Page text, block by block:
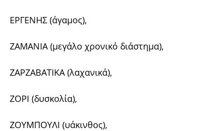
ΕΡΓΕΝΗΣ (άγαμος),
ΖΑΜΑΝΙΑ (μεγάλο χρονικό διάστημα),
ΖΑΡΖΑΒΑΤΙΚΑ (λαχανικά),
ΖΟΡΙ (δυσκολία),
ΖΟΥΜΠΟΥΛΙ (υάκινθος),